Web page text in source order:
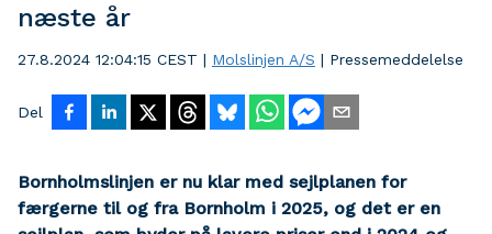
næste år
27.8.2024 12:04:15 CEST | Molslinjen A/S | Pressemeddelelse
Del
Bornholmslinjen er nu klar med sejlplanen for
færgerne til og fra Bornholm i 2025, og det er en